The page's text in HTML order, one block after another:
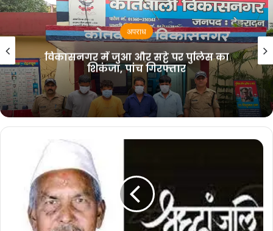
को शनिवार शाम एक धमकी भरा पत्र मिला, जो बेहद टूटी-
फूटी हिंदी में लिखा हुआ है. इसमें उत्तराखंड के 6 रेलवे
स्टेशनों के साथ ही हरिद्वार में मंशा देवी, चंडी देवी समेत अन्य
धार्मिक स्थलों को भी बम से उड़ाने की धमकी दी गई है. इस
चिट्ठी में उत्तराखंड के मुख्यमंत्री को निशाना बनाने की
धमकी दी गई है. इसे लेकर उत्तराखंड के रेलवे स्टेशनों सहित
प्रमुखता स्थानों पर सतर्कता बढ़ा दी गई है.
इस धमकी भरी चिट्ठी की खबर मिलते ही देहरादून से लेकर
हरिद्वार तक सतर्कता बढ़ा दी गई है. हालांकि पुलिस
उत्तराखण्ड
निवेश अनुकूलता सूचकांक-2026 में उत्तराखंड
अव्वल, पर्वतीय राज्यों में पहला और देशभर में
11वां स्थान